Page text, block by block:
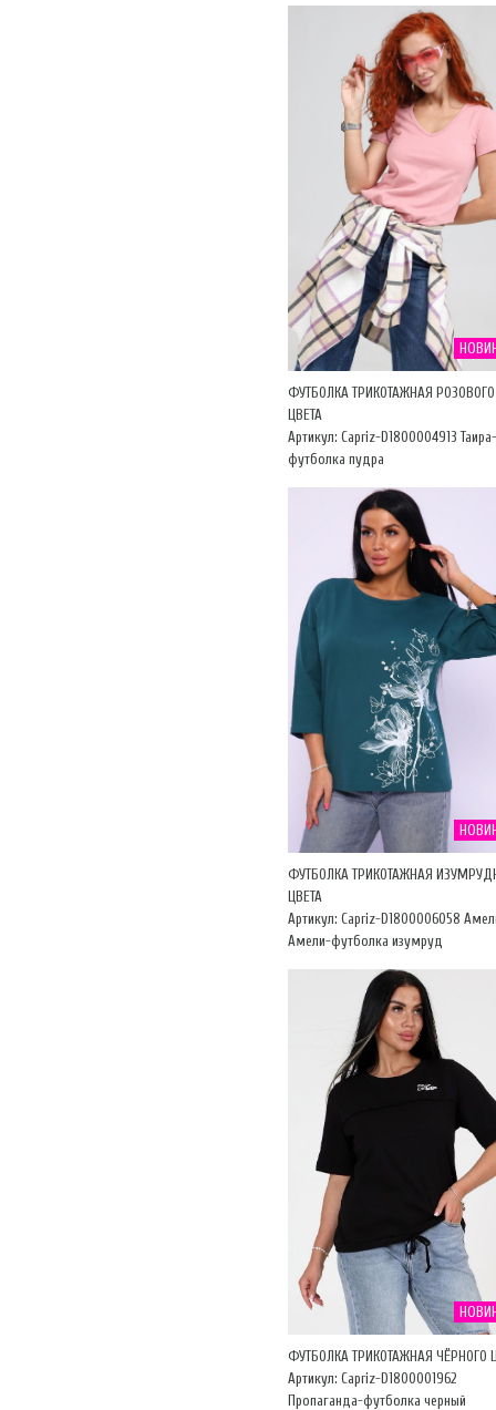
ФУТБОЛКА ТРИКОТАЖНАЯ РОЗОВОГО
ЦВЕТА
Артикул: Capriz-D1800004913 Таира-
футболка пудра
ФУТБОЛКА ТРИКОТАЖНАЯ
ЦВЕТА
Артикул: Capriz-D1800006058
Амели-футболка изумруд
ФУТБОЛКА ТРИКОТАЖНАЯ ЧЁРНОГО
Артикул: Capriz-D1800001962
Пропаганда-футболка черный